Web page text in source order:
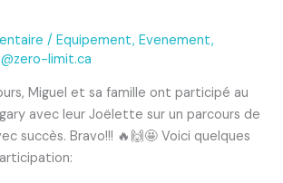
/Equipement,Evenement,
limit.ca
Miguel et sa famille ont participé au
avec leur Joëlette sur un parcours de
succès. Bravo!!! 🔥🙌🤩 Voici quelques